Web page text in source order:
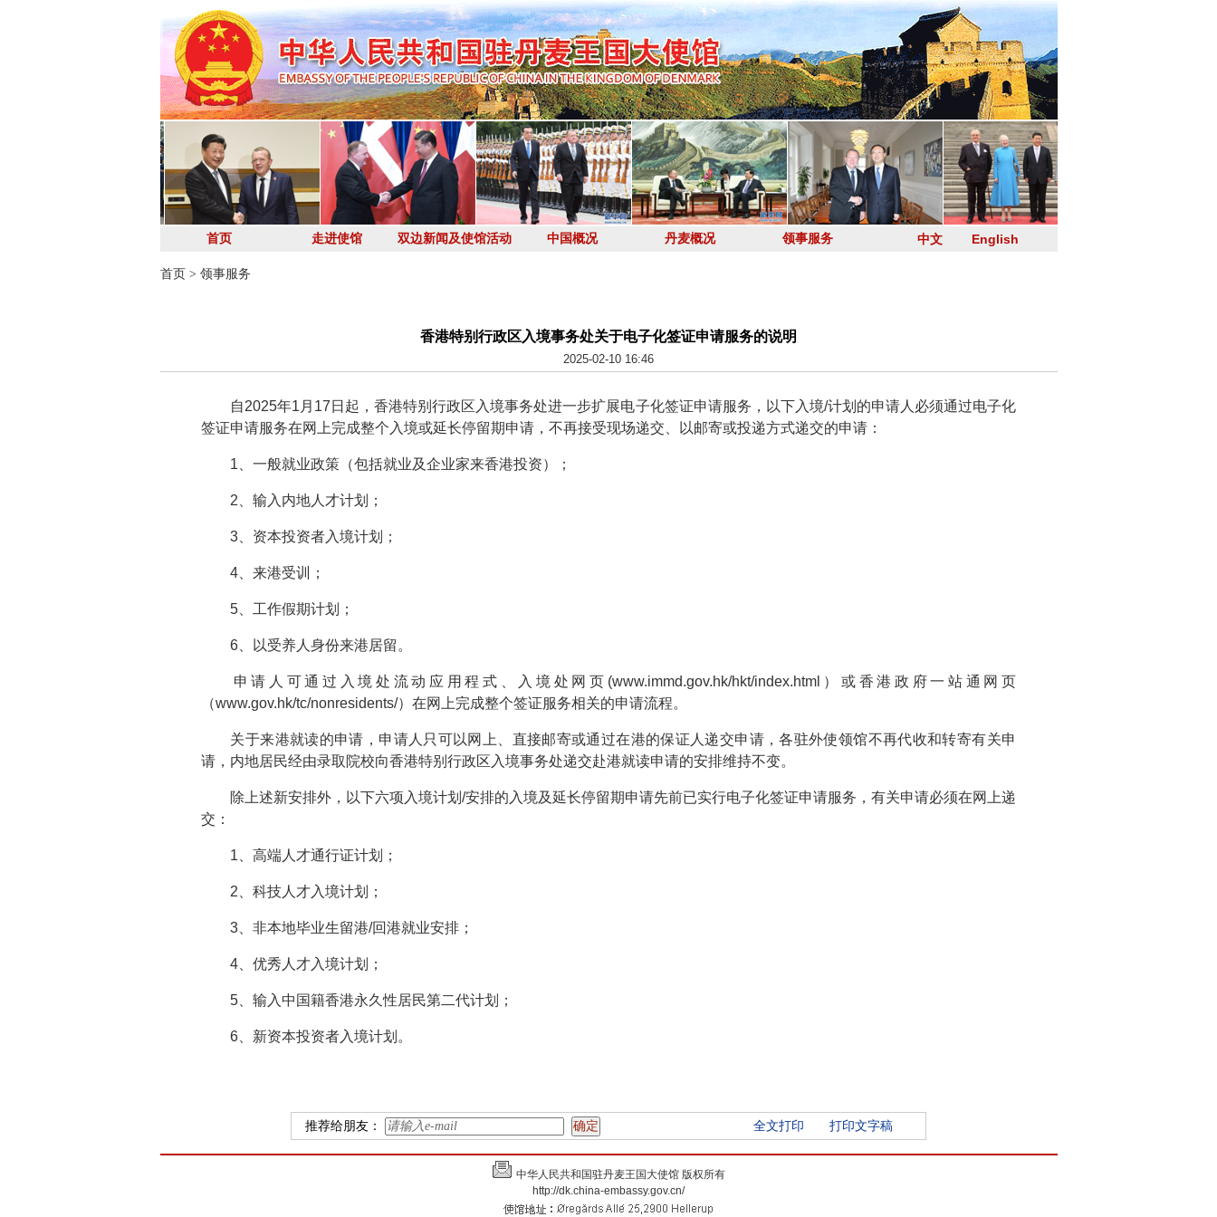
首页 走进使馆 双边新闻及使馆活动 中国概况 丹麦概况 领事服务 中文 English
首页 > 领事服务
香港特别行政区入境事务处关于电子化签证申请服务的说明
2025-02-10 16:46
自2025年1月17日起，香港特别行政区入境事务处进一步扩展电子化签证申请服务，以下入境/计划的申请人必须通过电子化
签证申请服务在网上完成整个入境或延长停留期申请，不再接受现场递交、以邮寄或投递方式递交的申请：
1、一般就业政策（包括就业及企业家来香港投资）；
2、输入内地人才计划；
3、资本投资者入境计划；
4、来港受训；
5、工作假期计划；
6、以受养人身份来港居留。
申请人可通过入境处流动应用程式、入境处网页(www.immd.gov.hk/hkt/index.html）或香港政府一站通网页
（www.gov.hk/tc/nonresidents/）在网上完成整个签证服务相关的申请流程。
关于来港就读的申请，申请人只可以网上、直接邮寄或通过在港的保证人递交申请，各驻外使领馆不再代收和转寄有关申
请，内地居民经由录取院校向香港特别行政区入境事务处递交赴港就读申请的安排维持不变。
除上述新安排外，以下六项入境计划/安排的入境及延长停留期申请先前已实行电子化签证申请服务，有关申请必须在网上递
交：
1、高端人才通行证计划；
2、科技人才入境计划；
3、非本地毕业生留港/回港就业安排；
4、优秀人才入境计划；
5、输入中国籍香港永久性居民第二代计划；
6、新资本投资者入境计划。
推荐给朋友： 全文打印 打印文字稿
中华人民共和国驻丹麦王国大使馆 版权所有
http://dk.china-embassy.gov.cn/